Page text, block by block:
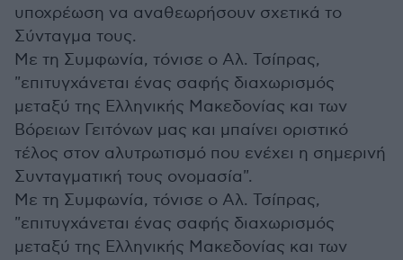
υποχρέωση να αναθεωρήσουν σχετικά το
Σύνταγμα τους.
Με τη Συμφωνία, τόνισε ο Αλ. Τσίπρας,
"επιτυγχάνεται ένας σαφής διαχωρισμός
μεταξύ της Ελληνικής Μακεδονίας και των
Βόρειων Γειτόνων μας και μπαίνει οριστικό
τέλος στον αλυτρωτισμό που ενέχει η σημερινή
Συνταγματική τους ονομασία".
Με τη Συμφωνία, τόνισε ο Αλ. Τσίπρας,
"επιτυγχάνεται ένας σαφής διαχωρισμός
μεταξύ της Ελληνικής Μακεδονίας και των